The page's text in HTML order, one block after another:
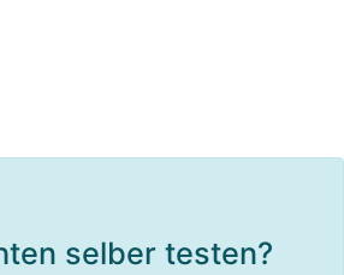
selber testen?